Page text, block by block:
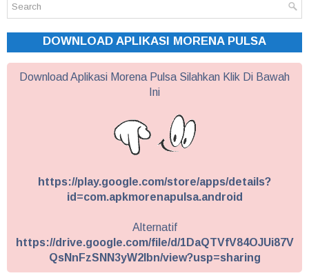
DOWNLOAD APLIKASI MORENA PULSA
Download Aplikasi Morena Pulsa Silahkan Klik Di Bawah
Ini
https://play.google.com/store/apps/details?
id=com.apkmorenapulsa.android
Alternatif
https://drive.google.com/file/d/1DaQTVfV84OJUi87V
QsNnFzSNN3yW2Ibn/view?usp=sharing